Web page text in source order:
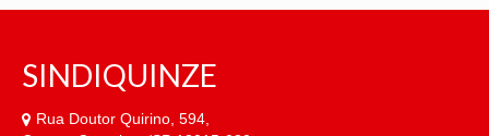
SINDIQUINZE
Rua Doutor Quirino, 594,